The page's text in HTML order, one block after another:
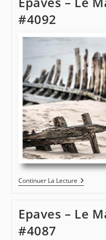
Etel
#4092
Continuer La LectureEpaves
–
Etel
Epaves – Le
#4087